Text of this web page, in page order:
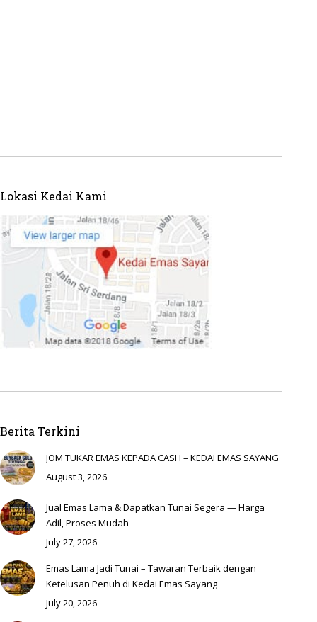
Lokasi Kedai Kami
Berita Terkini
JOM TUKAR EMAS KEPADA CASH – KEDAI EMAS SAYANG
August 3, 2026
Jual Emas Lama & Dapatkan Tunai Segera — Harga
Adil, Proses Mudah
July 27, 2026
Emas Lama Jadi Tunai – Tawaran Terbaik dengan
Ketelusan Penuh di Kedai Emas Sayang
July 20, 2026